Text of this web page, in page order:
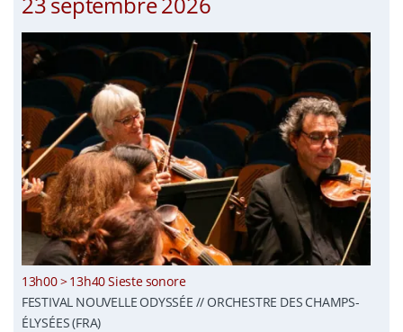
13h00 > 13h40 Sieste sonore
FESTIVAL NOUVELLE ODYSSÉE // ORCHESTRE DES CHAMPS-
ÉLYSÉES (FRA)